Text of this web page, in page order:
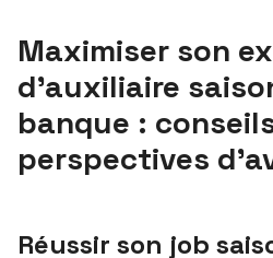
Maximiser son
d’auxiliaire
banque :
perspectives
Réussir son job